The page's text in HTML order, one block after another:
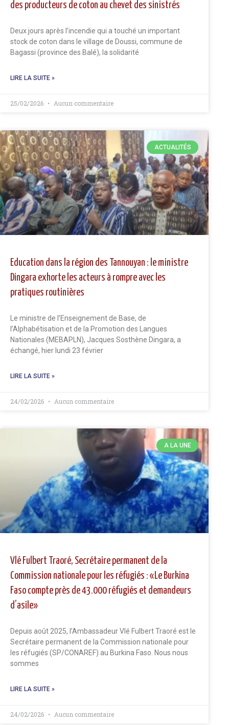
des producteurs de coton au chevet des sinistrés
Deux jours après l’incendie qui a touché un important
stock de coton dans le village de Doussi, commune de
Bagassi (province des Balé), la solidarité
LIRE LA SUITE »
25/02/2026 Aucun commentaire
ACTUALITÉS
Education dans la région des Tannouyan : le ministre
Dingara exhorte les acteurs à rompre avec les
pratiques routinières
Le ministre de l’Enseignement de Base, de
l’Alphabétisation et de la Promotion des Langues
Nationales (MEBAPLN), Jacques Sosthène Dingara, a
échangé, hier lundi 23 février
LIRE LA SUITE »
24/02/2026 Aucun commentaire
A LA UNE
Vlé Fulbert Traoré, Secrétaire permanent de la
Commission nationale pour les réfugiés : «Le Burkina
Faso compte près de 43.000 réfugiés et demandeurs
d’asile»
Depuis août 2025, l’Ambassadeur Vlé Fulbert Traoré est le
Secrétaire permanent de la Commission nationale pour
les réfugiés (SP/CONAREF) au Burkina Faso. Nous nous
sommes
LIRE LA SUITE »
24/02/2026 Aucun commentaire